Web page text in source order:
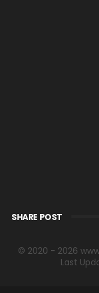
SHARE POST
© 2020 - 2026
Last